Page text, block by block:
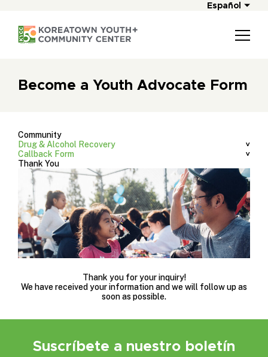
Español
Become a Youth Advocate Form
Community
Drug & Alcohol Recovery
Callback Form
Thank You
Thank you for your inquiry!
We have received your information and we will follow up as
soon as possible.
Suscríbete a nuestro boletín